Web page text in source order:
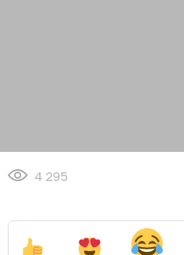
4 295